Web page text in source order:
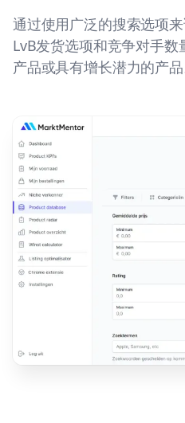
通过使用广泛的搜索选项
LvB发货选项和竞争对手
产品或具有增长潜力的产品